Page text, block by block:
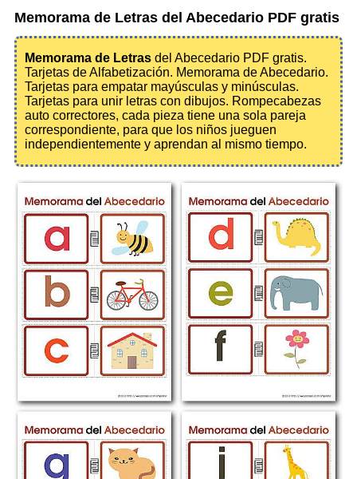
Memorama de Letras del Abecedario PDF gratis
Memorama de Letras del Abecedario PDF gratis.
Tarjetas de Alfabetización. Memorama de Abecedario.
Tarjetas para empatar mayúsculas y minúsculas.
Tarjetas para unir letras con dibujos. Rompecabezas
auto correctores, cada pieza tiene una sola pareja
correspondiente, para que los niños jueguen
independientemente y aprendan al mismo tiempo.